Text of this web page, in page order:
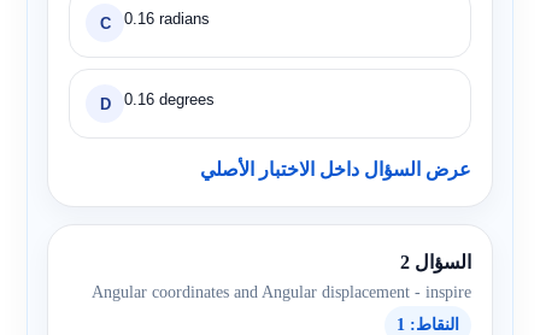
C 0.16 radians
D 0.16 degrees
عرض السؤال داخل الاختبار الأصلي
السؤال 2
Angular coordinates and Angular displacement - inspire
النقاط: 1